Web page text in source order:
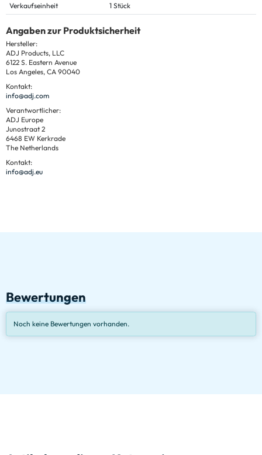
Verkaufseinheit
1 Stück
Angaben zur Produktsicherheit
Hersteller:
ADJ Products, LLC
6122 S. Eastern Avenue
Los Angeles, CA 90040
Kontakt:
info@adj.com
Verantwortlicher:
ADJ Europe
Junostraat 2
6468 EW Kerkrade
The Netherlands
Kontakt:
info@adj.eu
Bewertungen
Noch keine Bewertungen vorhanden.